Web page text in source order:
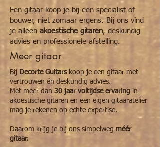
Hals Mahonie
Toets
Indische
Palissander
Fretten 19 plecked
Topkam/kambeen Been
51 mm
12de fret 62 mm
Snaarlengte
Een gitaar koop je bij een specialist of
bouwer, niet zomaar ergens. Bij ons vind
je alleen akoestische gitaren, deskundig
advies en professionele afstelling.
Meer gitaar
Bij Decorte Guitarskoop je een gitaar met
vertrouwen én deskundig advies.
Met meer dan 30 jaar voltijdse ervaring in
akoestische gitaren en een eigen gitaaratelier
mag je rekenen op echte expertise.
Daarom krijg je bij ons simpelweg méér
gitaar.